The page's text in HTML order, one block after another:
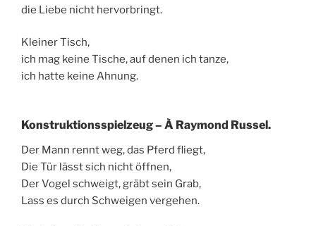
die Liebe nicht hervorbringt.
Kleiner Tisch,
ich mag keine Tische, auf denen ich tanze,
ich hatte keine Ahnung.
Konstruktionsspielzeug – À Raymond Russel.
Der Mann rennt weg, das Pferd fliegt,
Die Tür lässt sich nicht öffnen,
Der Vogel schweigt, gräbt sein Grab,
Lass es durch Schweigen vergehen.